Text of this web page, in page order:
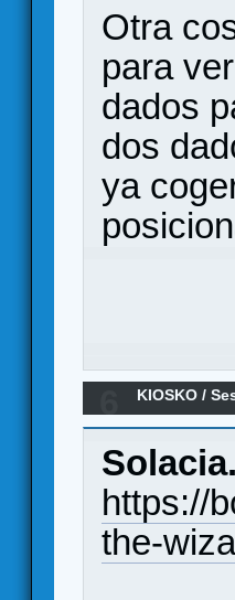
Otra
para
dados
dos
ya
KIOSKO /
remake)
https://
the-